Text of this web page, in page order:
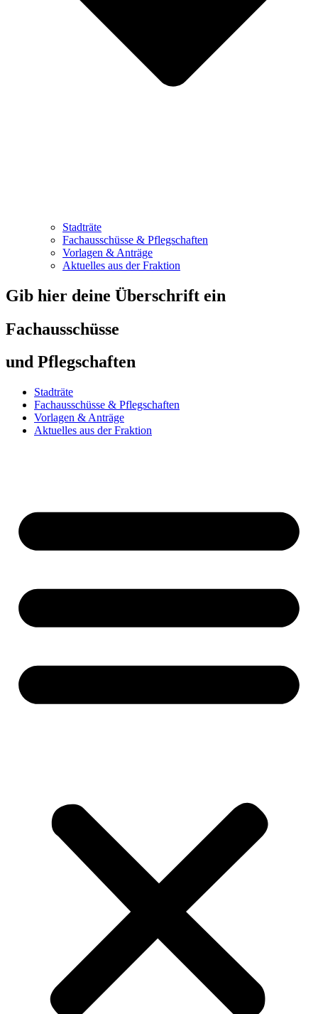
Stadträte
Fachausschüsse & Pflegschaften
Vorlagen & Anträge
Aktuelles aus der Fraktion
Gib hier deine Überschrift ein
Fachausschüsse
und Pflegschaften
Stadträte
Fachausschüsse & Pflegschaften
Vorlagen & Anträge
Aktuelles aus der Fraktion